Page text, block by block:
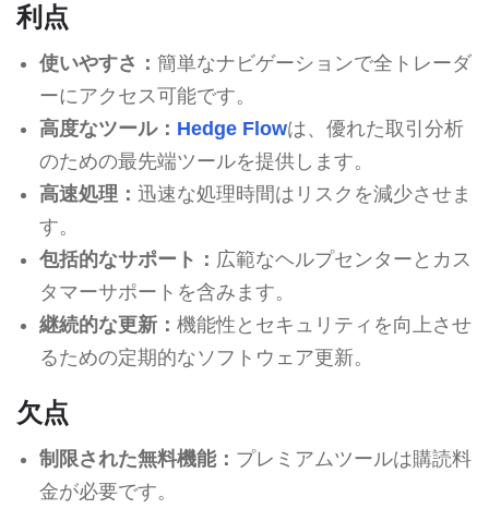
利点
使いやすさ： 簡単なナビゲーションで全トレーダ
ーにアクセス可能です。
高度なツール： Hedge Flowは、優れた取引分析
のための最先端ツールを提供します。
高速処理： 迅速な処理時間はリスクを減少させま
す。
包括的なサポート： 広範なヘルプセンターとカス
タマーサポートを含みます。
継続的な更新： 機能性とセキュリティを向上させ
るための定期的なソフトウェア更新。
欠点
制限された無料機能： プレミアムツールは購読料
金が必要です。